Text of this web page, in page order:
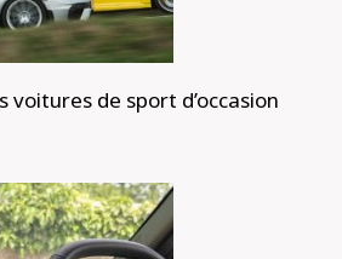
voitures de sport d’occasion